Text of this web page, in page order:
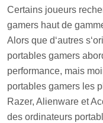
Certains joueurs rec
gamers hautde gam
Alors que d‘autres s‘
portables gamers ab
performance, mais mo
portables gamers les
Razer, Alienware et
des ordinateurs port